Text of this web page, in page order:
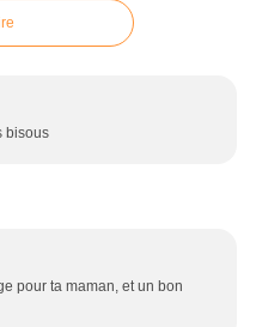
bisous
pour ta maman, et un bon